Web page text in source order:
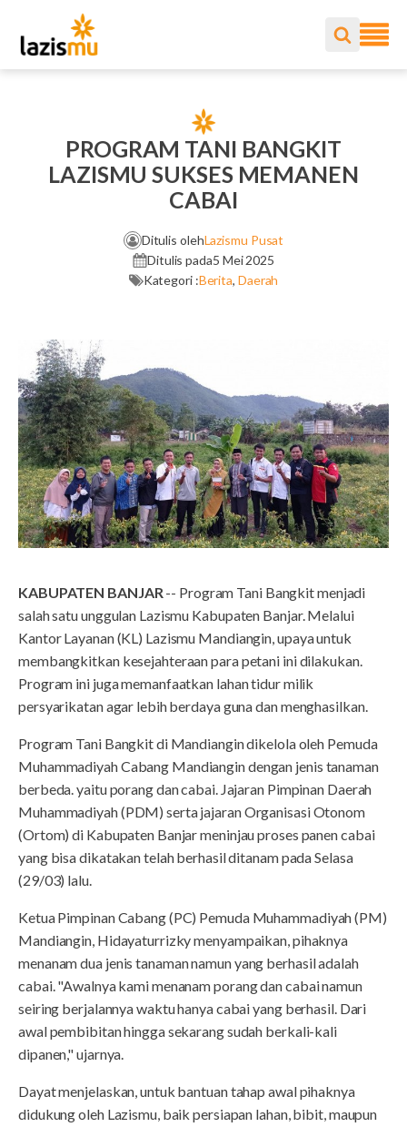
PROGRAM TANI BANGKIT
LAZISMU SUKSES MEMANEN
CABAI
Ditulis olehLazismu Pusat
Ditulis pada5 Mei 2025
Kategori :Berita, Daerah
KABUPATEN BANJAR -- Program Tani Bangkit menjadi
salah satu unggulan Lazismu Kabupaten Banjar. Melalui
Kantor Layanan (KL) Lazismu Mandiangin, upaya untuk
membangkitkan kesejahteraan para petani ini dilakukan.
Program ini juga memanfaatkan lahan tidur milik
persyarikatan agar lebih berdaya guna dan menghasilkan.
Program Tani Bangkit di Mandiangin dikelola oleh Pemuda
Muhammadiyah Cabang Mandiangin dengan jenis tanaman
berbeda. yaitu porang dan cabai. Jajaran Pimpinan Daerah
Muhammadiyah (PDM) serta jajaran Organisasi Otonom
(Ortom) di Kabupaten Banjar meninjau proses panen cabai
yang bisa dikatakan telah berhasil ditanam pada Selasa
(29/03) lalu.
Ketua Pimpinan Cabang (PC) Pemuda Muhammadiyah (PM)
Mandiangin, Hidayaturrizky menyampaikan, pihaknya
menanam dua jenis tanaman namun yang berhasil adalah
cabai. "Awalnya kami menanam porang dan cabai namun
seiring berjalannya waktu hanya cabai yang berhasil. Dari
awal pembibitan hingga sekarang sudah berkali-kali
dipanen," ujarnya.
Dayat menjelaskan, untuk bantuan tahap awal pihaknya
didukung oleh Lazismu, baik persiapan lahan, bibit, maupun